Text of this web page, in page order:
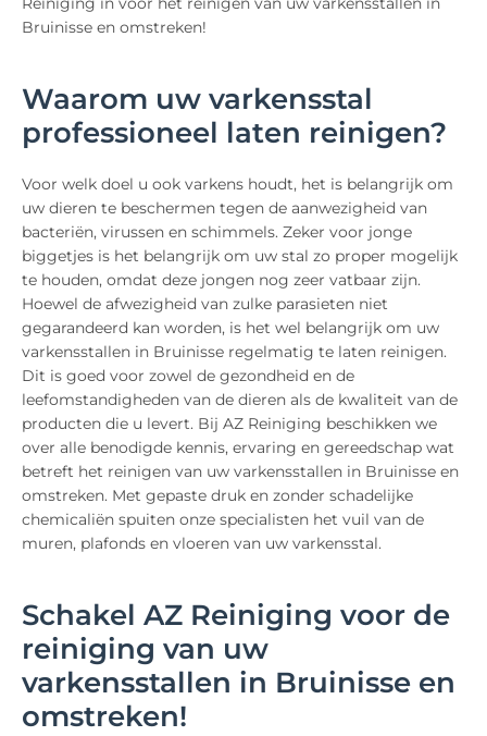
Bruinisse en omstreken!
Waarom uw varkensstal
professioneel laten reinigen?
Voor welk doel u ook varkens houdt, het is belangrijk om
uw dieren te beschermen tegen de aanwezigheid van
bacteriën, virussen en schimmels. Zeker voor jonge
biggetjes is het belangrijk om uw stal zo proper mogelijk
te houden, omdat deze jongen nog zeer vatbaar zijn.
Hoewel de afwezigheid van zulke parasieten niet
gegarandeerd kan worden, is het wel belangrijk om uw
varkensstallen in Bruinisse regelmatig te laten reinigen.
Dit is goed voor zowel de gezondheid en de
leefomstandigheden van de dieren als de kwaliteit van de
producten die u levert. Bij AZ Reiniging beschikken we
over alle benodigde kennis, ervaring en gereedschap wat
betreft het reinigen van uw varkensstallen in Bruinisse en
omstreken. Met gepaste druk en zonder schadelijke
chemicaliën spuiten onze specialisten het vuil van de
muren, plafonds en vloeren van uw varkensstal.
Schakel AZ Reiniging voor de
reiniging van uw
varkensstallen in Bruinisse en
omstreken!